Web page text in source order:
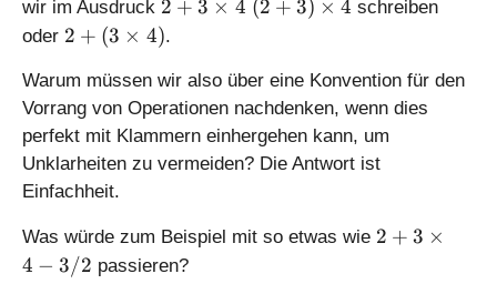
wir im Ausdruck
+
3
\
ti
m
4
2 + 3 × 4
3
)
\
ti
m
(2 + 3) × 4 schreiben
oder 2
(
3
\
ti
m
es
4
)
2 + (3 × 4).
Warum müssen wir also über eine Konvention für den
Vorrang von Operationen nachdenken, wenn dies
perfekt mit Klammern einhergehen kann, um
Unklarheiten zu vermeiden? Die Antwort ist
Einfachheit.
Was würde zum Beispiel mit so etwas wie 2
2 + 3 ×
4 − 3/2 passieren?